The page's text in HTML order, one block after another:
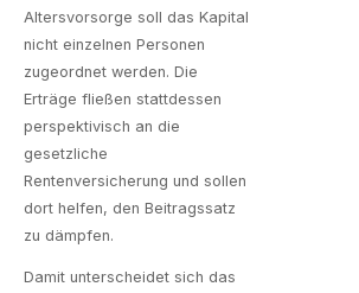
Altersvorsorge soll das Kapital
nicht einzelnen Personen
zugeordnet werden. Die
Erträge fließen stattdessen
perspektivisch an die
gesetzliche
Rentenversicherung und sollen
dort helfen, den Beitragssatz
zu dämpfen.
Damit unterscheidet sich das